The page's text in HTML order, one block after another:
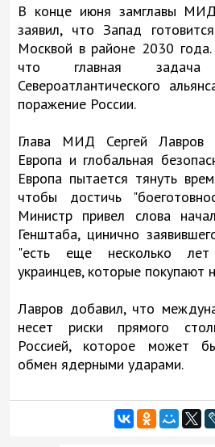
В конце июня замглавы
заявил, что Запад
Москвой в районе 2030
что главная
Североатлантического
поражение России.
Глава МИД Сергей Лавров
Европа и глобальная
Европа пытается тянуть
чтобы достичь
Министр привел слова
Генштаба, цинично
"есть еще несколько лет
украинцев, которые покупают
Лавров добавил, что
несет риски прямого
Россией, которое может
обмен ядерными ударами.